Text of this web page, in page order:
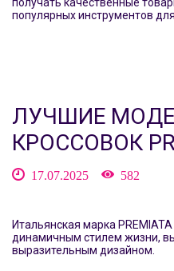
популярных инструментов
ЛУЧШИЕ
КРОССОВОК
17.07.2025 582
Итальянская марка
динамичным стилем жизни,
выразительным дизайном.